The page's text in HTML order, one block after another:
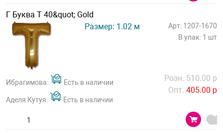
Г Буква Т 40&quot; Gold
Размер: 1.02 м
Арт: 1207-1670
В упак: 1 шт
Ибрагимова: Есть в наличии
Аделя Кутуя: Есть в наличии
Розн. 510.00 р
Опт. 405.00 р